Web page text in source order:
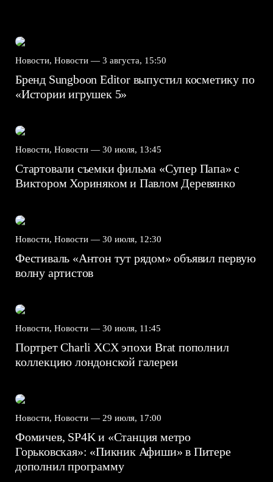
Новости, Новости — 3 августа, 15:50
Бренд Sungboon Editor выпустил косметику по
«Истории игрушек 5»
Новости, Новости — 30 июля, 13:45
Стартовали съемки фильма «Супер Папа» с
Виктором Хориняком и Павлом Деревянко
Новости, Новости — 30 июля, 12:30
Фестиваль «Антон тут рядом» объявил первую
волну артистов
Новости, Новости — 30 июля, 11:45
Портрет Charli XCX эпохи Brat пополнил
коллекцию лондонской галереи
Новости, Новости — 29 июля, 17:00
Фомичев, SP4K и «Станция метро
Горьковская»: «Пикник Афиши» в Питере
дополнил программу